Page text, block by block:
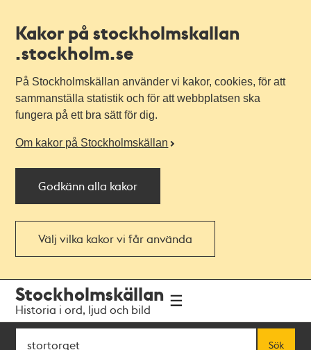
Kakor på stockholmskallan
.stockholm.se
På Stockholmskällan använder vi kakor, cookies, för att
sammanställa statistik och för att webbplatsen ska
fungera på ett bra sätt för dig.
Om kakor på Stockholmskällan
Godkänn alla kakor
Välj vilka kakor vi får använda
navigationen
huvudinnehållet
Stockholmskällan
Historia i ord, ljud och bild
Sök
Sök